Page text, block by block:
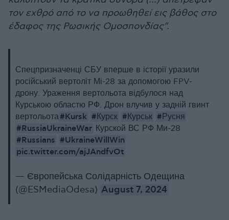
τον εχθρό από το να προωθηθεί εις βάθος στο
έδαφος της Ρωσικής Ομοσπονδίας".
Спецпризначенці СБУ вперше в історії уразили
російський вертоліт Мі-28 за допомогою FPV-
дрону. Ураження вертольота відбулося над
Курською областю РФ. Дрон влучив у задній гвинт
вертольота#Kursk #Курск #Курськ #Русня
#RussiaUkraineWar Курской ВС РФ Ми-28
#Russians #UkraineWillWin
pic.twitter.com/ajJAndfvOt
— Європейська Солідарність Одещина
(@ESMediaOdesa) August 7, 2024